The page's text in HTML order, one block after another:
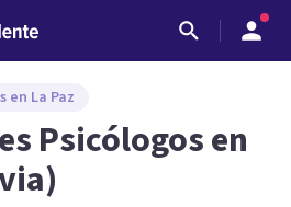
en La Paz
Psicólogos en